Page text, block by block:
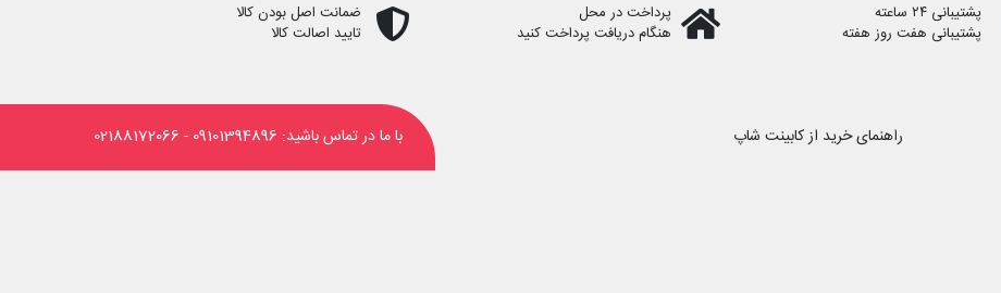
با ما در تماس باشید: 09101394896
-
02188172066
پشتیبانی ۲۴ ساعته
پشتیبانی هفت روز هفته
پرداخت در محل
هنگام دریافت پرداخت کنید
ضمانت اصل بودن کالا
تایید اصالت کالا
راهنمای خرید از کابینت شاپ